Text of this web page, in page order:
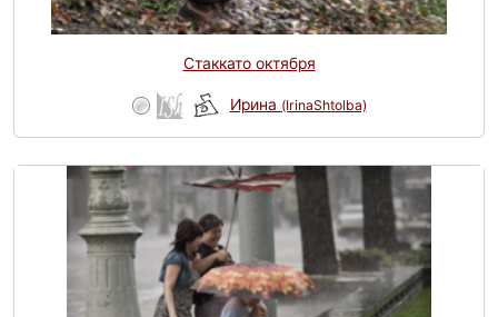
Стаккато октября
Ирина (IrinaShtolba)